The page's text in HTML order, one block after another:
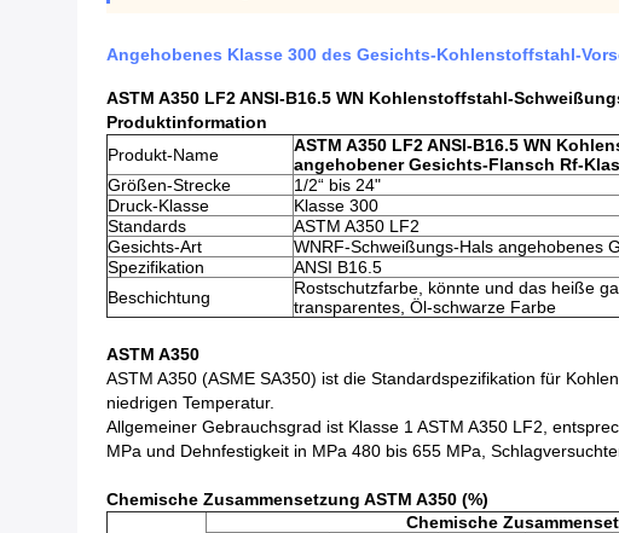
Angehobenes Klasse 300 des Gesichts-Kohlenstoffstahl-
ASTM A350 LF2 ANSI-B16.5 WN Kohlenstoffstahl-
Produktinformation
Produkt-Name
ASTM A350 LF2 ANSI-B16.5 WN
angehobener Gesichts-Flansch Rf-
Größen-Strecke
1/2“ bis 24"
Druck-Klasse
Klasse 300
Standards
ASTM A350 LF2
Gesichts-Art
WNRF-Schweißungs-Hals angehobenes
Spezifikation
ANSI B16.5
Beschichtung
Rostschutzfarbe, könnte und das heiße
transparentes, Öl-schwarze Farbe
ASTM A350
ASTM A350 (ASME SA350) ist die Standardspezifikation für
niedrigen Temperatur.
Allgemeiner Gebrauchsgrad ist Klasse 1 ASTM A350 LF2,
MPa und Dehnfestigkeit in MPa 480 bis 655 MPa,
Chemische Zusammensetzung ASTM A350 (%)
Chemische